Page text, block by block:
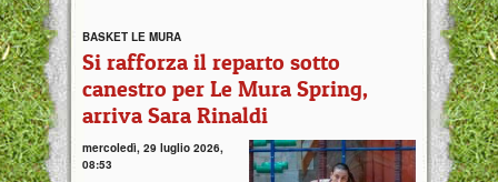
BASKET LE MURA
Si rafforza il reparto sotto
canestro per Le Mura Spring,
arriva Sara Rinaldi
mercoledì, 29 luglio 2026,
08:53